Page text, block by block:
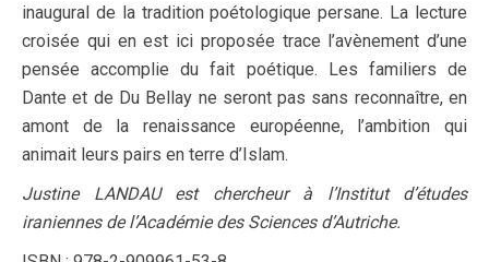
inaugural de la tradition poétologique persane. La lecture
croisée qui en est ici proposée trace l’avènement d’une
pensée accomplie du fait poétique. Les familiers de
Dante et de Du Bellay ne seront pas sans reconnaître, en
amont de la renaissance européenne, l’ambition qui
animait leurs pairs en terre d’Islam.
Justine LANDAU est chercheur à l’Institut d’études
iraniennes de l’Académie des Sciences d’Autriche.